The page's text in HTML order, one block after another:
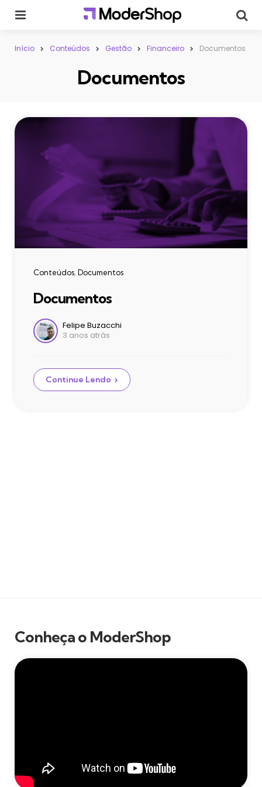
Início Conteúdos Gestão Financeiro Documentos
Documentos
Categories
Conteúdos Documentos
Documentos
Postado
por
Felipe Buzacchi
3 anos atrás
Continue Lendo
Conheça o ModerShop